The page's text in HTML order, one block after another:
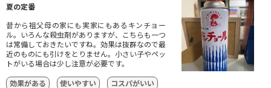
夏の定番
昔から祖父母の家にも実家にもあるキンチョー
ル。いろんな殺虫剤がありますが、こちらも一つ
は常備しておきたいですね。効果は抜群なので最
近のものにも引けをとりません。小さい子やペッ
トがいる場合は少し注意が必要です。
効果がある
使いやすい コスパがいい